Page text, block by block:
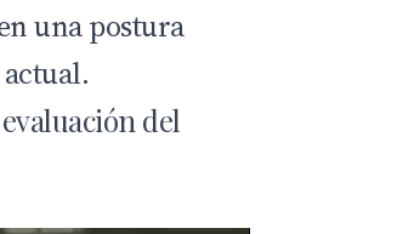
una postura
del